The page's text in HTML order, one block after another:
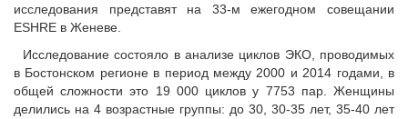
исследования представят на 33-м ежегодном совещании
ESHRE в Женеве.
Исследование состояло в анализе циклов ЭКО, проводимых
в Бостонском регионе в период между 2000 и 2014 годами, в
общей сложности это 19 000 циклов у 7753 пар. Женщины
делились на 4 возрастные группы: до 30, 30-35 лет, 35-40 лет